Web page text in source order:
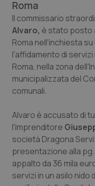
QS Pro
Professionisti
Abruzzo
Basilicata
Calabria
Campania
Emilia-Romagna
QS Pro Gold
Artrite & artrosi
Asma & BPCO
Car-T
Colesterolo &
QS Club
Roma
Il commissario
Alvaro, è stato posto
Roma nell'inchiesta
l'affidamento di
Roma, nella zona
municipalizzata del
comunali.
Alvaro è accusato di
l'imprenditore
società Dragona
presentazione alla
appalto da 36 mila
servizi in un asilo nido